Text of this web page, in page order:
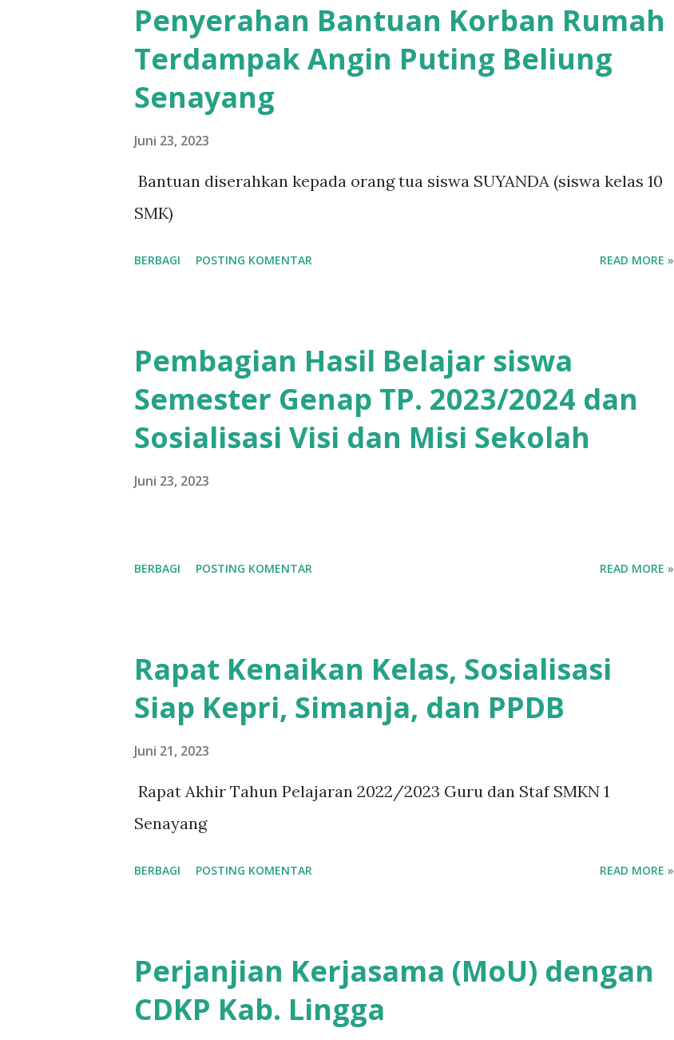
Penyerahan Bantuan Korban Rumah
Terdampak Angin Puting Beliung
Senayang
Juni 23, 2023
Bantuan diserahkan kepada orang tua siswa SUYANDA (siswa kelas 10
SMK)
BERBAGI POSTING KOMENTAR READ MORE »
Pembagian Hasil Belajar siswa
Semester Genap TP. 2023/2024 dan
Sosialisasi Visi dan Misi Sekolah
Juni 23, 2023
BERBAGI POSTING KOMENTAR READ MORE »
Rapat Kenaikan Kelas, Sosialisasi
Siap Kepri, Simanja, dan PPDB
Juni 21, 2023
Rapat Akhir Tahun Pelajaran 2022/2023 Guru dan Staf SMKN 1
Senayang
BERBAGI POSTING KOMENTAR READ MORE »
Perjanjian Kerjasama (MoU) dengan
CDKP Kab. Lingga